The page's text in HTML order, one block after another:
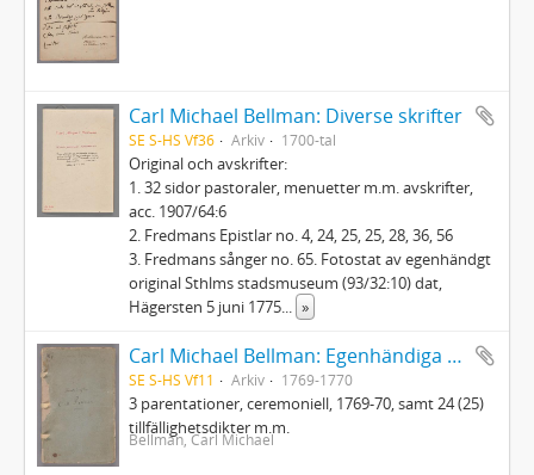
Carl Michael Bellman: Diverse skrifter
SE S-HS Vf36 Arkiv 1700-tal
Original och avskrifter:
1. 32 sidor pastoraler, menuetter m.m. avskrifter,
acc. 1907/64:6
2. Fredmans Epistlar no. 4, 24, 25, 25, 28, 36, 56
3. Fredmans sånger no. 65. Fotostat av egenhändgt
original Sthlms stadsmuseum (93/32:10) dat,
Hägersten 5 juni 1775... »
Carl Michael Bellman: Egenhändiga koncepter
SE S-HS Vf11 Arkiv 1769-1770
3 parentationer, ceremoniell, 1769-70, samt 24 (25)
tillfällighetsdikter m.m.
Bellman, Carl Michael